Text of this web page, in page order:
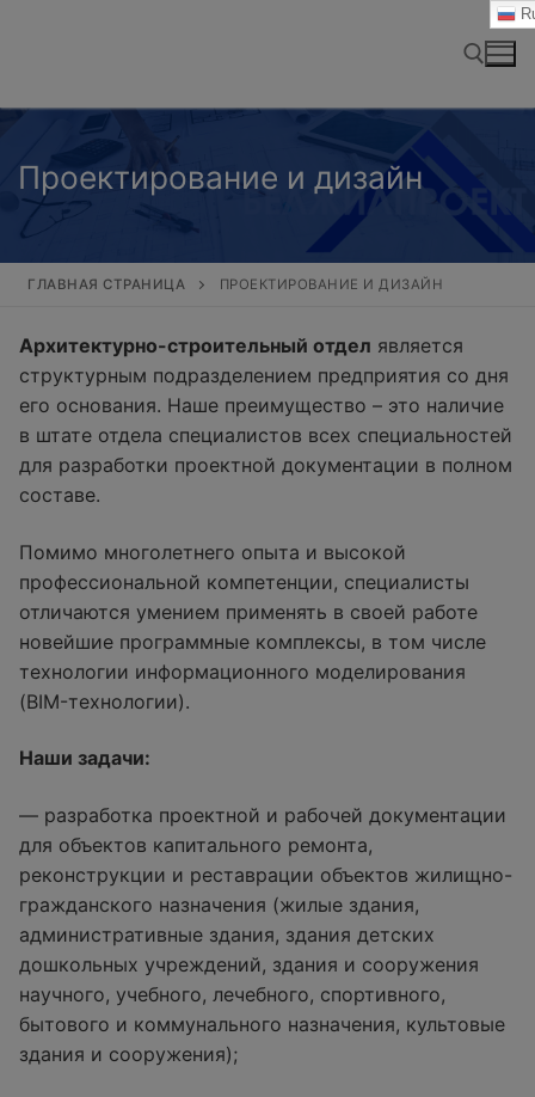
Проектирование и дизайн
ГЛАВНАЯ СТРАНИЦА ПРОЕКТИРОВАНИЕ И ДИЗАЙН
Архитектурно-строительный отдел является
структурным подразделением предприятия со дня
его основания. Наше преимущество – это наличие
в штате отдела специалистов всех специальностей
для разработки проектной документации в полном
составе.
Помимо многолетнего опыта и высокой
профессиональной компетенции, специалисты
отличаются умением применять в своей работе
новейшие программные комплексы, в том числе
технологии информационного моделирования
(BIM-технологии).
Наши задачи:
— разработка проектной и рабочей документации
для объектов капитального ремонта,
реконструкции и реставрации объектов жилищно-
гражданского назначения (жилые здания,
административные здания, здания детских
дошкольных учреждений, здания и сооружения
научного, учебного, лечебного, спортивного,
бытового и коммунального назначения, культовые
здания и сооружения);